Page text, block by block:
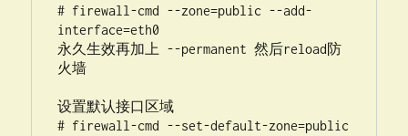
# firewall-cmd --zone=public --add-
interface=eth0
永久生效再加上 --permanent 然后reload防
火墙
设置默认接口区域
# firewall-cmd --set-default-zone=public